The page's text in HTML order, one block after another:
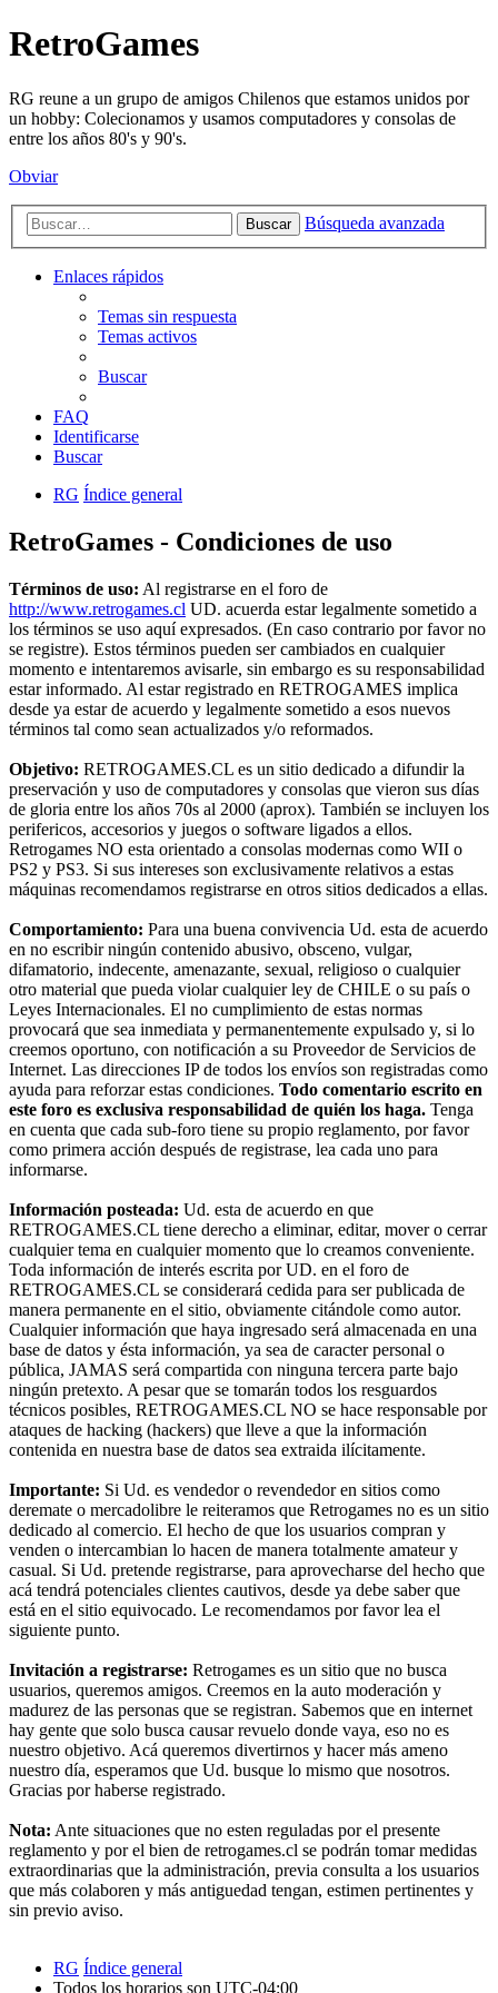
RetroGames
RG reune a un grupo de amigos Chilenos que estamos unidos por
un hobby: Colecionamos y usamos computadores y consolas de
entre los años 80's y 90's.
Obviar
Buscar Búsqueda avanzada
Enlaces rápidos
Temas sin respuesta
Temas activos
Buscar
FAQ
Identificarse
Buscar
RG Índice general
RetroGames - Condiciones de uso
Términos de uso: Al registrarse en el foro de
http://www.retrogames.cl UD. acuerda estar legalmente sometido a
los términos se uso aquí expresados. (En caso contrario por favor no
se registre). Estos términos pueden ser cambiados en cualquier
momento e intentaremos avisarle, sin embargo es su responsabilidad
estar informado. Al estar registrado en RETROGAMES implica
desde ya estar de acuerdo y legalmente sometido a esos nuevos
términos tal como sean actualizados y/o reformados.
Objetivo: RETROGAMES.CL es un sitio dedicado a difundir la
preservación y uso de computadores y consolas que vieron sus días
de gloria entre los años 70s al 2000 (aprox). También se incluyen los
perifericos, accesorios y juegos o software ligados a ellos.
Retrogames NO esta orientado a consolas modernas como WII o
PS2 y PS3. Si sus intereses son exclusivamente relativos a estas
máquinas recomendamos registrarse en otros sitios dedicados a ellas.
Comportamiento: Para una buena convivencia Ud. esta de acuerdo
en no escribir ningún contenido abusivo, obsceno, vulgar,
difamatorio, indecente, amenazante, sexual, religioso o cualquier
otro material que pueda violar cualquier ley de CHILE o su país o
Leyes Internacionales. El no cumplimiento de estas normas
provocará que sea inmediata y permanentemente expulsado y, si lo
creemos oportuno, con notificación a su Proveedor de Servicios de
Internet. Las direcciones IP de todos los envíos son registradas como
ayuda para reforzar estas condiciones. Todo comentario escrito en
este foro es exclusiva responsabilidad de quién los haga. Tenga
en cuenta que cada sub-foro tiene su propio reglamento, por favor
como primera acción después de registrase, lea cada uno para
informarse.
Información posteada: Ud. esta de acuerdo en que
RETROGAMES.CL tiene derecho a eliminar, editar, mover o cerrar
cualquier tema en cualquier momento que lo creamos conveniente.
Toda información de interés escrita por UD. en el foro de
RETROGAMES.CL se considerará cedida para ser publicada de
manera permanente en el sitio, obviamente citándole como autor.
Cualquier información que haya ingresado será almacenada en una
base de datos y ésta información, ya sea de caracter personal o
pública, JAMAS será compartida con ninguna tercera parte bajo
ningún pretexto. A pesar que se tomarán todos los resguardos
técnicos posibles, RETROGAMES.CL NO se hace responsable por
ataques de hacking (hackers) que lleve a que la información
contenida en nuestra base de datos sea extraida ilícitamente.
Importante: Si Ud. es vendedor o revendedor en sitios como
deremate o mercadolibre le reiteramos que Retrogames no es un sitio
dedicado al comercio. El hecho de que los usuarios compran y
venden o intercambian lo hacen de manera totalmente amateur y
casual. Si Ud. pretende registrarse, para aprovecharse del hecho que
acá tendrá potenciales clientes cautivos, desde ya debe saber que
está en el sitio equivocado. Le recomendamos por favor lea el
siguiente punto.
Invitación a registrarse: Retrogames es un sitio que no busca
usuarios, queremos amigos. Creemos en la auto moderación y
madurez de las personas que se registran. Sabemos que en internet
hay gente que solo busca causar revuelo donde vaya, eso no es
nuestro objetivo. Acá queremos divertirnos y hacer más ameno
nuestro día, esperamos que Ud. busque lo mismo que nosotros.
Gracias por haberse registrado.
Nota: Ante situaciones que no esten reguladas por el presente
reglamento y por el bien de retrogames.cl se podrán tomar medidas
extraordinarias que la administración, previa consulta a los usuarios
que más colaboren y más antiguedad tengan, estimen pertinentes y
sin previo aviso.
RG Índice general
Todos los horarios son UTC-04:00